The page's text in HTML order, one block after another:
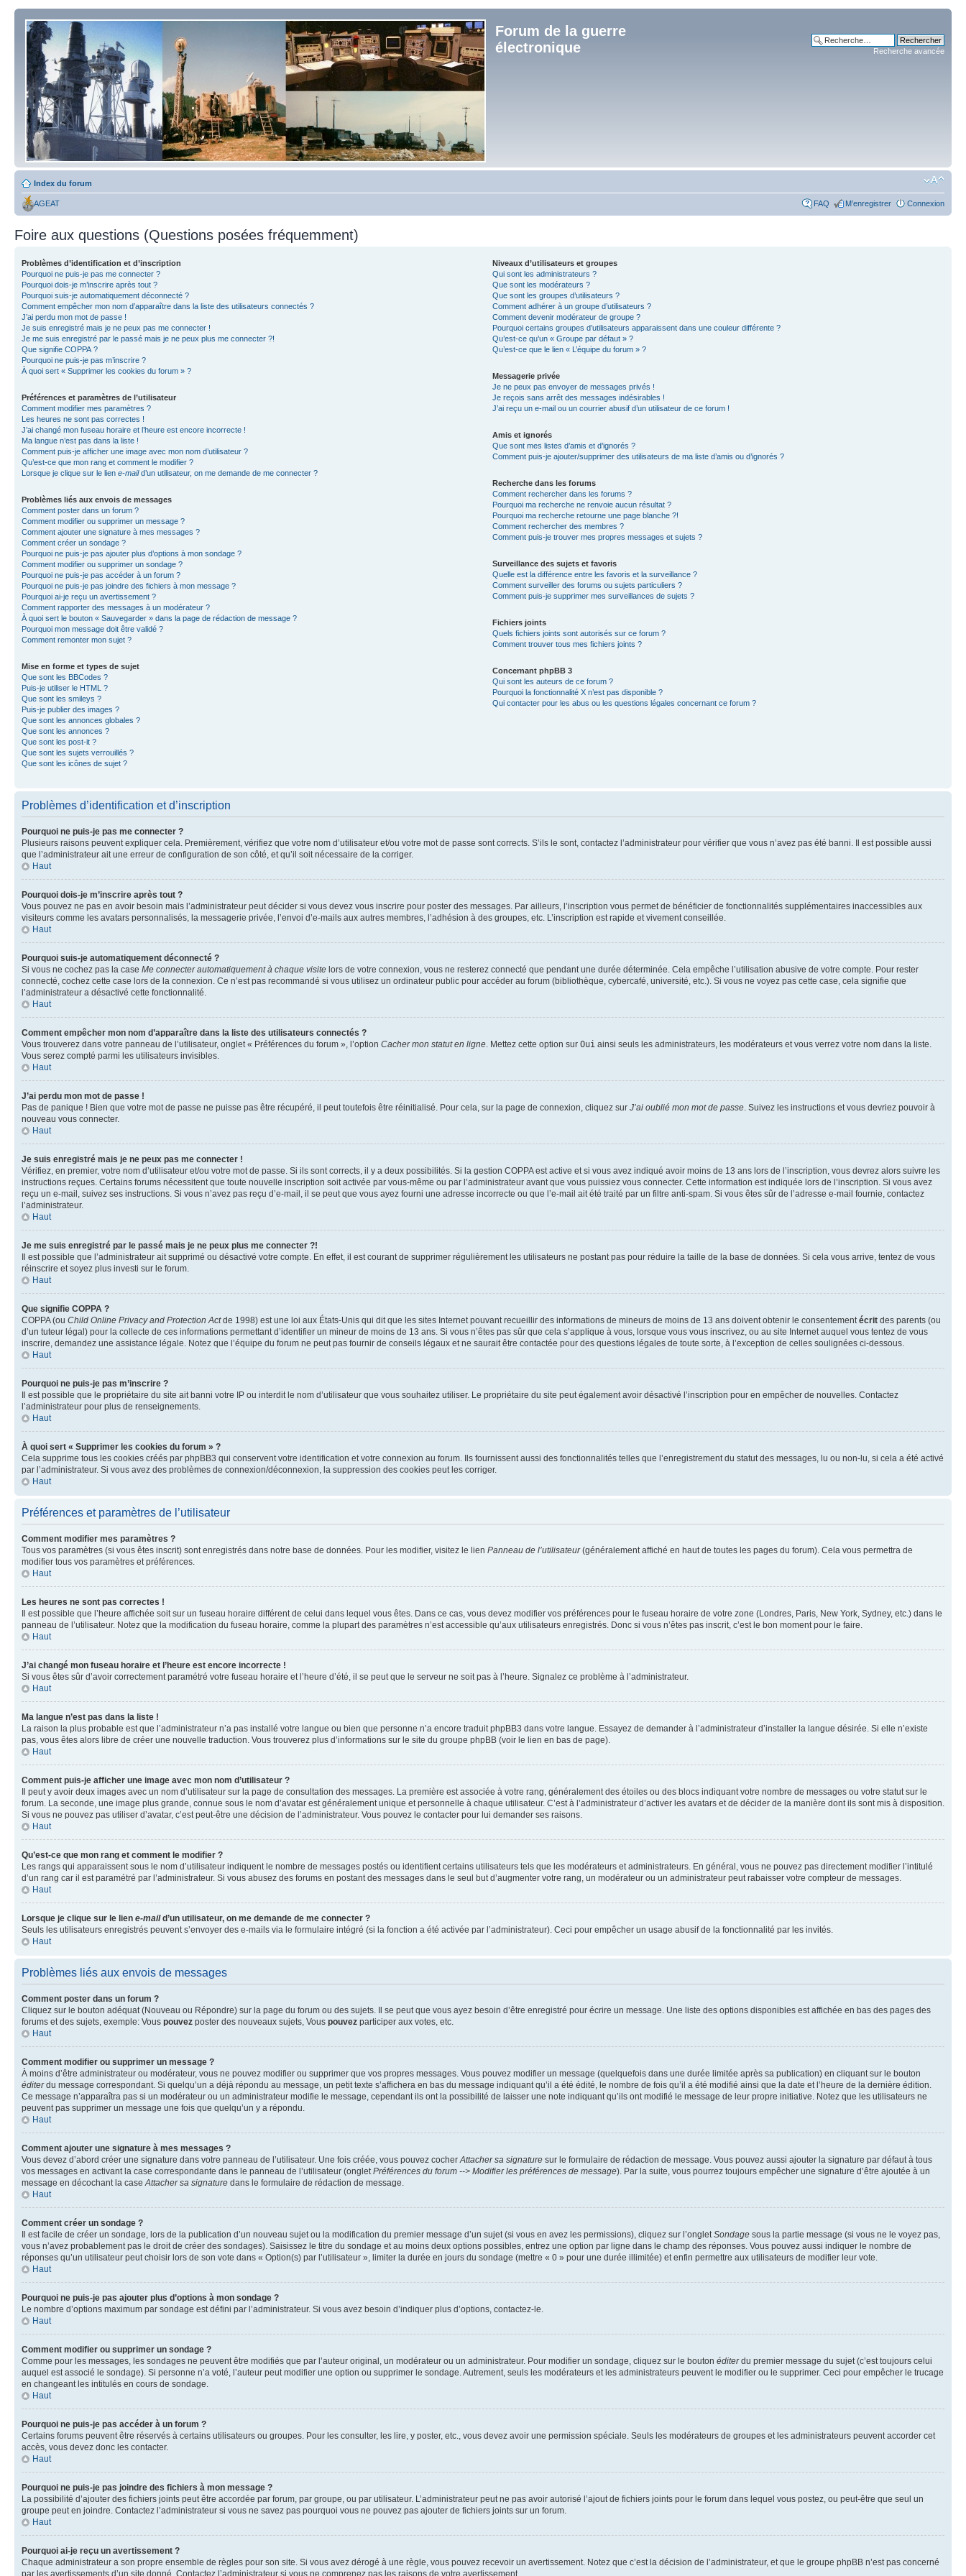
Forum de la guerre
électronique
Recherche avancée
Index du forum
AGEAT FAQ M’enregistrer Connexion
Foire aux questions (Questions posées fréquemment)
Problèmes d’identification et d’inscription
Pourquoi ne puis-je pas me connecter ?
Pourquoi dois-je m’inscrire après tout ?
Pourquoi suis-je automatiquement déconnecté ?
Comment empêcher mon nom d’apparaître dans la liste des utilisateurs connectés ?
J’ai perdu mon mot de passe !
Je suis enregistré mais je ne peux pas me connecter !
Je me suis enregistré par le passé mais je ne peux plus me connecter ?!
Que signifie COPPA ?
Pourquoi ne puis-je pas m’inscrire ?
À quoi sert « Supprimer les cookies du forum » ?
Préférences et paramètres de l’utilisateur
Comment modifier mes paramètres ?
Les heures ne sont pas correctes !
J’ai changé mon fuseau horaire et l’heure est encore incorrecte !
Ma langue n’est pas dans la liste !
Comment puis-je afficher une image avec mon nom d’utilisateur ?
Qu’est-ce que mon rang et comment le modifier ?
Lorsque je clique sur le lien e-maild’un utilisateur, on me demande de me connecter ?
Problèmes liés aux envois de messages
Comment poster dans un forum ?
Comment modifier ou supprimer un message ?
Comment ajouter une signature à mes messages ?
Comment créer un sondage ?
Pourquoi ne puis-je pas ajouter plus d’options à mon sondage ?
Comment modifier ou supprimer un sondage ?
Pourquoi ne puis-je pas accéder à un forum ?
Pourquoi ne puis-je pas joindre des fichiers à mon message ?
Pourquoi ai-je reçu un avertissement ?
Comment rapporter des messages à un modérateur ?
À quoi sert le bouton « Sauvegarder » dans la page de rédaction de message ?
Pourquoi mon message doit être validé ?
Comment remonter mon sujet ?
Mise en forme et types de sujet
Que sont les BBCodes ?
Puis-je utiliser le HTML ?
Que sont les smileys ?
Puis-je publier des images ?
Que sont les annonces globales ?
Que sont les annonces ?
Que sont les post-it ?
Que sont les sujets verrouillés ?
Que sont les icônes de sujet ?
Niveaux d’utilisateurs et groupes
Qui sont les administrateurs ?
Que sont les modérateurs ?
Que sont les groupes d’utilisateurs ?
Comment adhérer à un groupe d’utilisateurs ?
Comment devenir modérateur de groupe ?
Pourquoi certains groupes d’utilisateurs apparaissent dans une couleur différente ?
Qu’est-ce qu’un « Groupe par défaut » ?
Qu’est-ce que le lien « L’équipe du forum » ?
Messagerie privée
Je ne peux pas envoyer de messages privés !
Je reçois sans arrêt des messages indésirables !
J’ai reçu un e-mail ou un courrier abusif d’un utilisateur de ce forum !
Amis et ignorés
Que sont mes listes d’amis et d’ignorés ?
Comment puis-je ajouter/supprimer des utilisateurs de ma liste d’amis ou d’ignorés ?
Recherche dans les forums
Comment rechercher dans les forums ?
Pourquoi ma recherche ne renvoie aucun résultat ?
Pourquoi ma recherche retourne une page blanche ?!
Comment rechercher des membres ?
Comment puis-je trouver mes propres messages et sujets ?
Surveillance des sujets et favoris
Quelle est la différence entre les favoris et la surveillance ?
Comment surveiller des forums ou sujets particuliers ?
Comment puis-je supprimer mes surveillances de sujets ?
Fichiers joints
Quels fichiers joints sont autorisés sur ce forum ?
Comment trouver tous mes fichiers joints ?
Concernant phpBB 3
Qui sont les auteurs de ce forum ?
Pourquoi la fonctionnalité X n’est pas disponible ?
Qui contacter pour les abus ou les questions légales concernant ce forum ?
Problèmes d’identification et d’inscription
Pourquoi ne puis-je pas me connecter ?
Plusieurs raisons peuvent expliquer cela. Premièrement, vérifiez que votre nom d’utilisateur et/ou votre mot de passe sont corrects. S’ils le sont, contactez l’administrateur pour vérifier que vous n’avez pas été banni. Il est possible aussi
que l’administrateur ait une erreur de configuration de son côté, et qu’il soit nécessaire de la corriger.
Haut
Pourquoi dois-je m’inscrire après tout ?
Vous pouvez ne pas en avoir besoin mais l’administrateur peut décider si vous devez vous inscrire pour poster des messages. Par ailleurs, l’inscription vous permet de bénéficier de fonctionnalités supplémentaires inaccessibles aux
visiteurs comme les avatars personnalisés, la messagerie privée, l’envoi d’e-mails aux autres membres, l’adhésion à des groupes, etc. L’inscription est rapide et vivement conseillée.
Haut
Pourquoi suis-je automatiquement déconnecté ?
Si vous ne cochez pas la case Me connecter automatiquement à chaque visite lors de votre connexion, vous ne resterez connecté que pendant une durée déterminée. Cela empêche l’utilisation abusive de votre compte. Pour rester
connecté, cochez cette case lors de la connexion. Ce n’est pas recommandé si vous utilisez un ordinateur public pour accéder au forum (bibliothèque, cybercafé, université, etc.). Si vous ne voyez pas cette case, cela signifie que
l’administrateur a désactivé cette fonctionnalité.
Haut
Comment empêcher mon nom d’apparaître dans la liste des utilisateurs connectés ?
Vous trouverez dans votre panneau de l’utilisateur, onglet « Préférences du forum », l’option Cacher mon statut en ligne. Mettez cette option sur Oui ainsi seuls les administrateurs, les modérateurs et vous verrez votre nom dans la liste.
Vous serez compté parmi les utilisateurs invisibles.
Haut
J’ai perdu mon mot de passe !
Pas de panique ! Bien que votre mot de passe ne puisse pas être récupéré, il peut toutefois être réinitialisé. Pour cela, sur la page de connexion, cliquez sur J’ai oublié mon mot de passe. Suivez les instructions et vous devriez pouvoir à
nouveau vous connecter.
Haut
Je suis enregistré mais je ne peux pas me connecter !
Vérifiez, en premier, votre nom d’utilisateur et/ou votre mot de passe. Si ils sont corrects, il y a deux possibilités. Si la gestion COPPA est active et si vous avez indiqué avoir moins de 13 ans lors de l’inscription, vous devrez alors suivre les
instructions reçues. Certains forums nécessitent que toute nouvelle inscription soit activée par vous-même ou par l’administrateur avant que vous puissiez vous connecter. Cette information est indiquée lors de l’inscription. Si vous avez
reçu un e-mail, suivez ses instructions. Si vous n’avez pas reçu d’e-mail, il se peut que vous ayez fourni une adresse incorrecte ou que l’e-mail ait été traité par un filtre anti-spam. Si vous êtes sûr de l’adresse e-mail fournie, contactez
l’administrateur.
Haut
Je me suis enregistré par le passé mais je ne peux plus me connecter ?!
Il est possible que l’administrateur ait supprimé ou désactivé votre compte. En effet, il est courant de supprimer régulièrement les utilisateurs ne postant pas pour réduire la taille de la base de données. Si cela vous arrive, tentez de vous
réinscrire et soyez plus investi sur le forum.
Haut
Que signifie COPPA ?
COPPA (ou Child Online Privacy and Protection Actde 1998) est une loi aux États-Unis qui dit que les sites Internet pouvant recueillir des informations de mineurs de moins de 13 ans doivent obtenir le consentementécrit des parents (ou
d’un tuteur légal) pour la collecte de ces informations permettant d’identifier un mineur de moins de 13 ans. Si vous n’êtes pas sûr que cela s’applique à vous, lorsque vous vous inscrivez, ou au site Internet auquel vous tentez de vous
inscrire, demandez une assistance légale. Notez que l’équipe du forum ne peut pas fournir de conseils légaux et ne saurait être contactée pour des questions légales de toute sorte, à l’exception de celles soulignées ci-dessous.
Haut
Pourquoi ne puis-je pas m’inscrire ?
Il est possible que le propriétaire du site ait banni votre IP ou interdit le nom d’utilisateur que vous souhaitez utiliser. Le propriétaire du site peut également avoir désactivé l’inscription pour en empêcher de nouvelles. Contactez
l’administrateur pour plus de renseignements.
Haut
À quoi sert « Supprimer les cookies du forum » ?
Cela supprime tous les cookies créés par phpBB3 qui conservent votre identification et votre connexion au forum. Ils fournissent aussi des fonctionnalités telles que l’enregistrement du statut des messages, lu ou non-lu, si cela a été activé
par l’administrateur. Si vous avez des problèmes de connexion/déconnexion, la suppression des cookies peut les corriger.
Haut
Préférences et paramètres de l’utilisateur
Comment modifier mes paramètres ?
Tous vos paramètres (si vous êtes inscrit) sont enregistrés dans notre base de données. Pour les modifier, visitez le lien Panneau de l’utilisateur(généralement affiché en haut de toutes les pages du forum). Cela vous permettra de
modifier tous vos paramètres et préférences.
Haut
Les heures ne sont pas correctes !
Il est possible que l’heure affichée soit sur un fuseau horaire différent de celui dans lequel vous êtes. Dans ce cas, vous devez modifier vos préférences pour le fuseau horaire de votre zone (Londres, Paris, New York, Sydney, etc.) dans le
panneau de l’utilisateur. Notez que la modification du fuseau horaire, comme la plupart des paramètres n’est accessible qu’aux utilisateurs enregistrés. Donc si vous n’êtes pas inscrit, c’est le bon moment pour le faire.
Haut
J’ai changé mon fuseau horaire et l’heure est encore incorrecte !
Si vous êtes sûr d’avoir correctement paramétré votre fuseau horaire et l’heure d’été, il se peut que le serveur ne soit pas à l’heure. Signalez ce problème à l’administrateur.
Haut
Ma langue n’est pas dans la liste !
La raison la plus probable est que l’administrateur n’a pas installé votre langue ou bien que personne n’a encore traduit phpBB3 dans votre langue. Essayez de demander à l’administrateur d’installer la langue désirée. Si elle n’existe
pas, vous êtes alors libre de créer une nouvelle traduction. Vous trouverez plus d’informations sur le site du groupe phpBB (voir le lien en bas de page).
Haut
Comment puis-je afficher une image avec mon nom d’utilisateur ?
Il peut y avoir deux images avec un nom d’utilisateur sur la page de consultation des messages. La première est associée à votre rang, généralement des étoiles ou des blocs indiquant votre nombre de messages ou votre statut sur le
forum. La seconde, une image plus grande, connue sous le nom d’avatar est généralement unique et personnelle à chaque utilisateur. C’est à l’administrateur d’activer les avatars et de décider de la manière dont ils sont mis à disposition.
Si vous ne pouvez pas utiliser d’avatar, c’est peut-être une décision de l’administrateur. Vous pouvez le contacter pour lui demander ses raisons.
Haut
Qu’est-ce que mon rang et comment le modifier ?
Les rangs qui apparaissent sous le nom d’utilisateur indiquent le nombre de messages postés ou identifient certains utilisateurs tels que les modérateurs et administrateurs. En général, vous ne pouvez pas directement modifier l’intitulé
d’un rang car il est paramétré par l’administrateur. Si vous abusez des forums en postant des messages dans le seul but d’augmenter votre rang, un modérateur ou un administrateur peut rabaisser votre compteur de messages.
Haut
Lorsque je clique sur le lien e-maild’un utilisateur, on me demande de me connecter ?
Seuls les utilisateurs enregistrés peuvent s’envoyer des e-mails via le formulaire intégré (si la fonction a été activée par l’administrateur). Ceci pour empêcher un usage abusif de la fonctionnalité par les invités.
Haut
Problèmes liés aux envois de messages
Comment poster dans un forum ?
Cliquez sur le bouton adéquat (Nouveau ou Répondre) sur la page du forum ou des sujets. Il se peut que vous ayez besoin d’être enregistré pour écrire un message. Une liste des options disponibles est affichée en bas des pages des
forums et des sujets, exemple: Vous pouvez poster des nouveaux sujets, Vous pouvez participer aux votes, etc.
Haut
Comment modifier ou supprimer un message ?
À moins d’être administrateur ou modérateur, vous ne pouvez modifier ou supprimer que vos propres messages. Vous pouvez modifier un message (quelquefois dans une durée limitée après sa publication) en cliquant sur le bouton
éditerdu message correspondant. Si quelqu’un a déjà répondu au message, un petit texte s’affichera en bas du message indiquant qu’il a été édité, le nombre de fois qu’il a été modifié ainsi que la date et l’heure de la dernière édition.
Ce message n’apparaîtra pas si un modérateur ou un administrateur modifie le message, cependant ils ont la possibilité de laisser une note indiquant qu’ils ont modifié le message de leur propre initiative. Notez que les utilisateurs ne
peuvent pas supprimer un message une fois que quelqu’un y a répondu.
Haut
Comment ajouter une signature à mes messages ?
Vous devez d’abord créer une signature dans votre panneau de l’utilisateur. Une fois créée, vous pouvez cocherAttacher sa signature sur le formulaire de rédaction de message. Vous pouvez aussi ajouter la signature par défaut à tous
vos messages en activant la case correspondante dans le panneau de l’utilisateur (ongletPréférences du forum --> Modifier les préférences de message). Par la suite, vous pourrez toujours empêcher une signature d’être ajoutée à un
message en décochant la caseAttacher sa signature dans le formulaire de rédaction de message.
Haut
Comment créer un sondage ?
Il est facile de créer un sondage, lors de la publication d’un nouveau sujet ou la modification du premier message d’un sujet (si vous en avez les permissions), cliquez sur l’ongletSondage sous la partie message (si vous ne le voyez pas,
vous n’avez probablement pas le droit de créer des sondages). Saisissez le titre du sondage et au moins deux options possibles, entrez une option par ligne dans le champ des réponses. Vous pouvez aussi indiquer le nombre de
réponses qu’un utilisateur peut choisir lors de son vote dans « Option(s) par l’utilisateur », limiter la durée en jours du sondage (mettre « 0 » pour une durée illimitée) et enfin permettre aux utilisateurs de modifier leur vote.
Haut
Pourquoi ne puis-je pas ajouter plus d’options à mon sondage ?
Le nombre d’options maximum par sondage est défini par l’administrateur. Si vous avez besoin d’indiquer plus d’options, contactez-le.
Haut
Comment modifier ou supprimer un sondage ?
Comme pour les messages, les sondages ne peuvent être modifiés que par l’auteur original, un modérateur ou un administrateur. Pour modifier un sondage, cliquez sur le bouton éditerdu premier message du sujet (c’est toujours celui
auquel est associé le sondage). Si personne n’a voté, l’auteur peut modifier une option ou supprimer le sondage. Autrement, seuls les modérateurs et les administrateurs peuvent le modifier ou le supprimer. Ceci pour empêcher le trucage
en changeant les intitulés en cours de sondage.
Haut
Pourquoi ne puis-je pas accéder à un forum ?
Certains forums peuvent être réservés à certains utilisateurs ou groupes. Pour les consulter, les lire, y poster, etc., vous devez avoir une permission spéciale. Seuls les modérateurs de groupes et les administrateurs peuvent accorder cet
accès, vous devez donc les contacter.
Haut
Pourquoi ne puis-je pas joindre des fichiers à mon message ?
La possibilité d’ajouter des fichiers joints peut être accordée par forum, par groupe, ou par utilisateur. L’administrateur peut ne pas avoir autorisé l’ajout de fichiers joints pour le forum dans lequel vous postez, ou peut-être que seul un
groupe peut en joindre. Contactez l’administrateur si vous ne savez pas pourquoi vous ne pouvez pas ajouter de fichiers joints sur un forum.
Haut
Pourquoi ai-je reçu un avertissement ?
Chaque administrateur a son propre ensemble de règles pour son site. Si vous avez dérogé à une règle, vous pouvez recevoir un avertissement. Notez que c’est la décision de l’administrateur, et que le groupe phpBB n’est pas concerné
par les avertissements d’un site donné. Contactez l’administrateur si vous ne comprenez pas les raisons de votre avertissement.